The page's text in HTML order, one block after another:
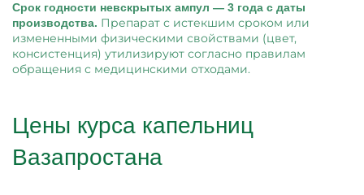
Срок годности невскрытых ампул — 3 года с даты
производства. Препарат с истекшим сроком или
измененными физическими свойствами (цвет,
консистенция) утилизируют согласно правилам
обращения с медицинскими отходами.
Цены курса капельниц
Вазапростана